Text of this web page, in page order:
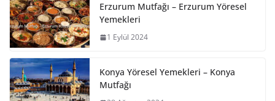
Erzurum Mutfağı – Erzurum Yöresel
Yemekleri
1 Eylül 2024
Konya Yöresel Yemekleri – Konya
Mutfağı